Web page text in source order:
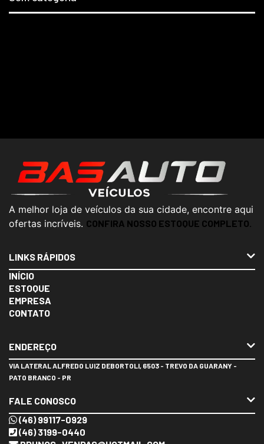
A melhor loja de veículos da sua cidade, encontre aqui
ofertas incríveis. CONFIRA NOSSO ESTOQUE COMPLETO.
LINKS RÁPIDOS
INÍCIO
ESTOQUE
EMPRESA
CONTATO
ENDEREÇO
VIA LATERAL ALFREDO LUIZ DEBORTOLI, 6503 - TREVO DA GUARANY -
PATO BRANCO - PR
FALE CONOSCO
(46) 99117-0929
(46) 3199-0440